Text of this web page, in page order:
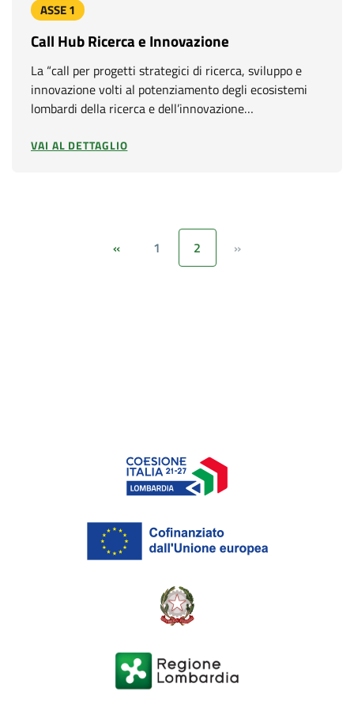
ASSE 1
Call Hub Ricerca e Innovazione
La “call per progetti strategici di ricerca, sviluppo e
innovazione volti al potenziamento degli ecosistemi
lombardi della ricerca e dell’innovazione…
VAI AL DETTAGLIO
« 1 2 »